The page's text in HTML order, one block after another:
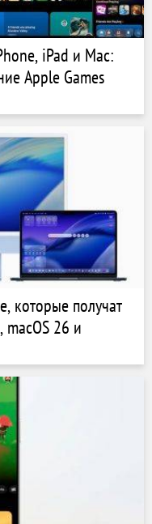
iPad и Mac:
Apple Games
которые получат
macOS 26 и